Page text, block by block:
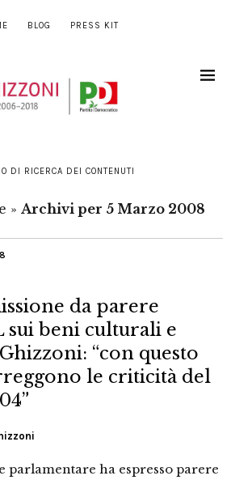
BLOG PRESS KIT
DI RICERCA DEI CONTENUTI
» Archivi per 5 Marzo 2008
da parere
sui beni culturali e
“con questo
le criticità del
parlamentare ha espresso parere